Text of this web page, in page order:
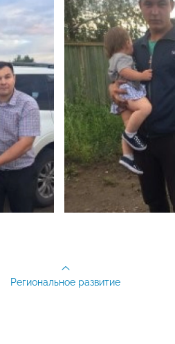
Региональное развитие